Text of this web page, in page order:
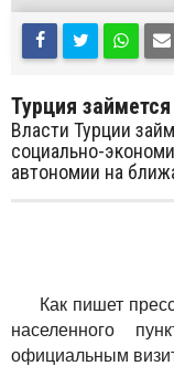
Турция
Власти Турции
социально-
автономии на
Как пишет
населенного
официальным